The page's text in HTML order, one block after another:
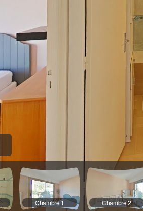
Chambre 1 Chambre 2